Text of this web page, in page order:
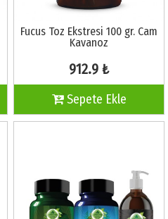
Fucus Toz Ekstresi 100 gr. Cam
Kavanoz
912.9 ₺
Sepete Ekle